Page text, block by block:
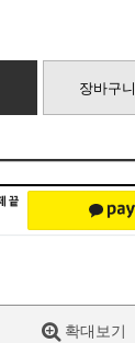
장바구니
확대보기